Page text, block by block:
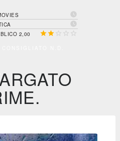


2,00    